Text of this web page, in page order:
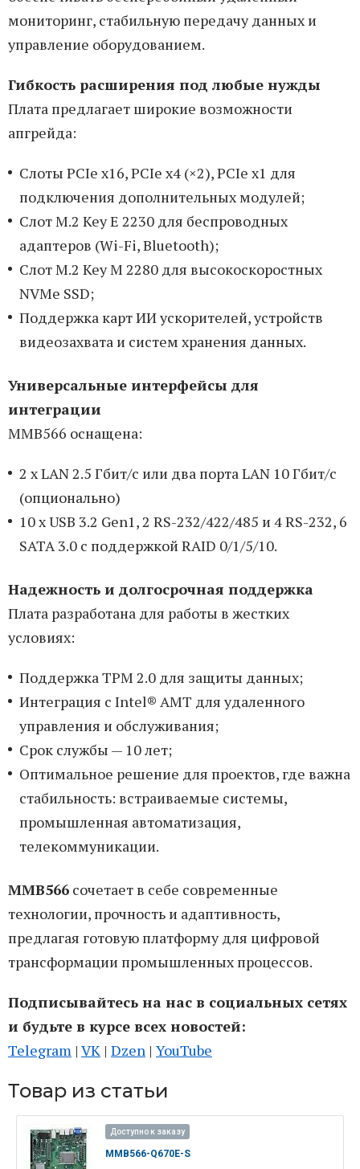
мониторинг, стабильную передачу данных и
управление оборудованием.
Гибкость расширения под любые нужды
Плата предлагает широкие возможности
апгрейда:
Слоты PCIe x16, PCIe x4 (×2), PCIe x1 для
подключения дополнительных модулей;
Слот M.2 Key E 2230 для беспроводных
адаптеров (Wi-Fi, Bluetooth);
Слот M.2 Key M 2280 для высокоскоростных
NVMe SSD;
Поддержка карт ИИ ускорителей, устройств
видеозахвата и систем хранения данных.
Универсальные интерфейсы для
интеграции
MMB566 оснащена:
2 х LAN 2.5 Гбит/с или два порта LAN 10 Гбит/с
(опционально)
10 х USB 3.2 Gen1, 2 RS-232/422/485 и 4 RS-232, 6
SATA 3.0 с поддержкой RAID 0/1/5/10.
Надежность и долгосрочная поддержка
Плата разработана для работы в жестких
условиях:
Поддержка TPM 2.0 для защиты данных;
Интеграция с Intel® AMT для удаленного
управления и обслуживания;
Срок службы — 10 лет;
Оптимальное решение для проектов, где важна
стабильность: встраиваемые системы,
промышленная автоматизация,
телекоммуникации.
MMB566 сочетает в себе современные
технологии, прочность и адаптивность,
предлагая готовую платформу для цифровой
трансформации промышленных процессов.
Подписывайтесь на нас в социальных сетях
и будьте в курсе всех новостей:
Telegram | VK | Dzen | YouTube
Товар из статьи
Доступно к заказу
MMB566-Q670E-S